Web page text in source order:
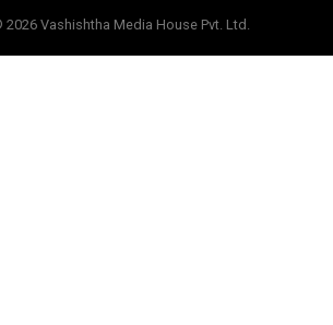
Vashishtha Media House Pvt. Ltd.